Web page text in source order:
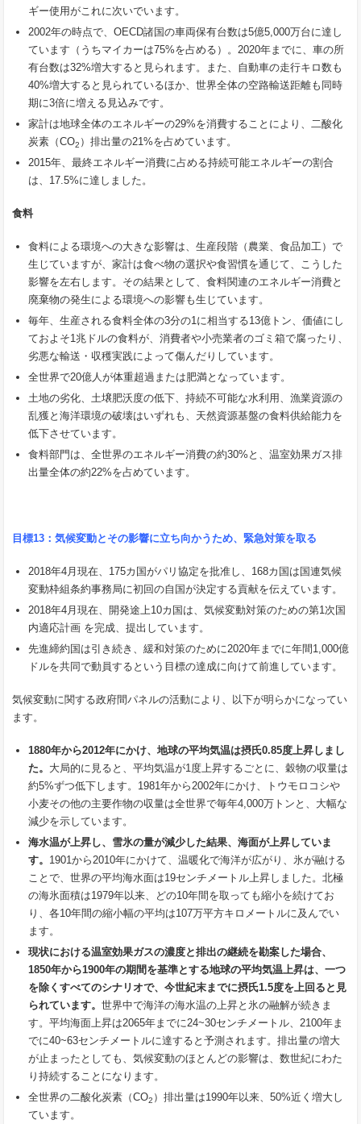
ギー使用がこれに次いでいます。
2002年の時点で、OECD諸国の車両保有台数は5億5,000万台に達し
ています（うちマイカーは75%を占める）。2020年までに、車の所
有台数は32%増大すると見られます。また、自動車の走行キロ数も
40%増大すると見られているほか、世界全体の空路輸送距離も同時
期に3倍に増える見込みです。
家計は地球全体のエネルギーの29%を消費することにより、二酸化
炭素（CO2 ）排出量の21%を占めています。
2015年、最終エネルギー消費に占める持続可能エネルギーの割合
は、17.5%に達しました。
食料
食料による環境への大きな影響は、生産段階（農業、食品加工）で
生じていますが、家計は食べ物の選択や食習慣を通じて、こうした
影響を左右します。その結果として、食料関連のエネルギー消費と
廃棄物の発生による環境への影響も生じています。
毎年、生産される食料全体の3分の1に相当する13億トン、価値にし
ておよそ1兆ドルの食料が、消費者や小売業者のゴミ箱で腐ったり、
劣悪な輸送・収穫実践によって傷んだりしています。
全世界で20億人が体重超過または肥満となっています。
土地の劣化、土壌肥沃度の低下、持続不可能な水利用、漁業資源の
乱獲と海洋環境の破壊はいずれも、天然資源基盤の食料供給能力を
低下させています。
食料部門は、全世界のエネルギー消費の約30%と、温室効果ガス排
出量全体の約22%を占めています。
目標13：気候変動とその影響に立ち向かうため、緊急対策を取る
2018年4月現在、175カ国がパリ協定を批准し、168カ国は国連気候
変動枠組条約事務局に初回の自国が決定する貢献を伝えています。
2018年4月現在、開発途上10カ国は、気候変動対策のための第1次国
内適応計画 を完成、提出しています。
先進締約国は引き続き、緩和対策のために2020年までに年間1,000億
ドルを共同で動員するという目標の達成に向けて前進しています。
気候変動に関する政府間パネルの活動により、以下が明らかになってい
ます。
1880年から2012年にかけ、地球の平均気温は摂氏0.85度上昇しまし
た。 大局的に見ると、平均気温が1度上昇するごとに、穀物の収量は
約5%ずつ低下します。1981年から2002年にかけ、トウモロコシや
小麦その他の主要作物の収量は全世界で毎年4,000万トンと、大幅な
減少を示しています。
海水温が上昇し、雪氷の量が減少した結果、海面が上昇していま
す。 1901から2010年にかけて、温暖化で海洋が広がり、氷が融ける
ことで、世界の平均海水面は19センチメートル上昇しました。北極
の海氷面積は1979年以来、どの10年間を取っても縮小を続けてお
り、各10年間の縮小幅の平均は107万平方キロメートルに及んでい
ます。
現状における温室効果ガスの濃度と排出の継続を勘案した場合、
1850年から1900年の期間を基準とする地球の平均気温上昇は、一つ
を除くすべてのシナリオで、今世紀末までに摂氏1.5度を上回ると見
られています。 世界中で海洋の海水温の上昇と氷の融解が続きま
す。平均海面上昇は2065年までに24~30センチメートル、2100年ま
でに40~63センチメートルに達すると予測されます。排出量の増大
が止まったとしても、気候変動のほとんどの影響は、数世紀にわた
り持続することになります。
全世界の二酸化炭素（CO2 ）排出量は1990年以来、50%近く増大し
ています。